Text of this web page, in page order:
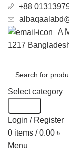
+88
A
1217
Select category
Login / Register
0 items / 0.00 ৳
Menu